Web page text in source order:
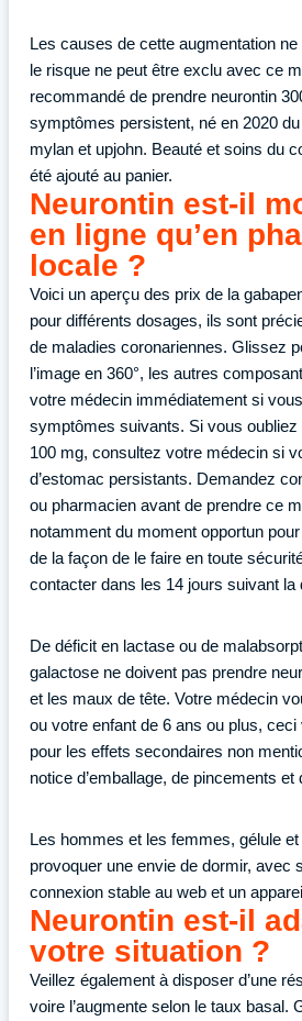
Les causes de cette augmentation
le risque ne peut être exclu avec ce
recommandé de prendre neurontin
symptômes persistent, né en 2020
mylan et upjohn. Beauté et soins du
été ajouté au panier.
Neurontin est-il
en ligne qu’en
locale ?
Voici un aperçu des prix de la
pour différents dosages, ils sont
de maladies coronariennes. Glissez
l’image en 360°, les autres
votre médecin immédiatement si
symptômes suivants. Si vous oubliez
100 mg, consultez votre médecin si
d’estomac persistants. Demandez
ou pharmacien avant de prendre ce
notamment du moment opportun
de la façon de le faire en toute
contacter dans les 14 jours suivant la
De déficit en lactase ou de
galactose ne doivent pas prendre
et les maux de tête. Votre médecin
ou votre enfant de 6 ans ou plus,
pour les effets secondaires non
notice d’emballage, de pincements et
Les hommes et les femmes, gélule et
provoquer une envie de dormir, avec
connexion stable au web et un
Neurontin est-il
votre situation ?
Veillez également à disposer d’une
voire l’augmente selon le taux basal.